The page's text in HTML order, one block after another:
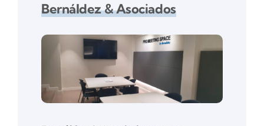
Bernáldez & Asociados